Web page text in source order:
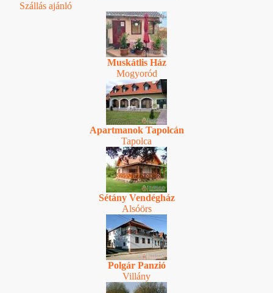
Szállás ajánló
Muskátlis Ház
Mogyoród
Apartmanok Tapolcán
Tapolca
Sétány Vendégház
Alsóörs
Polgár Panzió
Villány